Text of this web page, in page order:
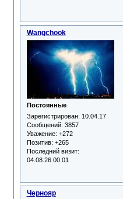
Wangchook
Постоянные
Зарегистрирован: 10.04.17
Сообщений: 3857
Уважение: +272
Позитив: +265
Последний визит:
04.08.26 00:01
Чернояр